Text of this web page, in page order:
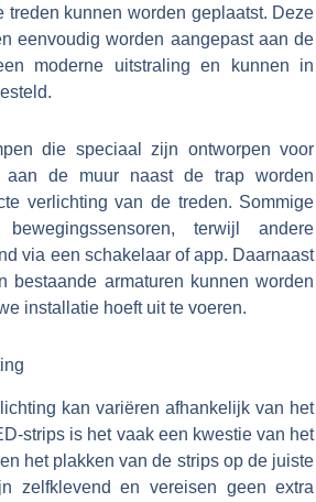
kunnen worden geplaatst. Deze
eenvoudig worden aangepast aan de
moderne uitstraling en kunnen in
die speciaal zijn ontworpen voor
aan de muur naast de trap worden
verlichting van de treden. Sommige
terwijl andere
via een schakelaar of app. Daarnaast
armaturen kunnen worden
installatie hoeft uit te voeren.
kan variëren afhankelijk van het
strips is het vaak een kwestie van het
het plakken van de strips op de juiste
zelfklevend en vereisen geen extra